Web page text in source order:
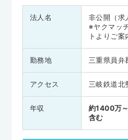
法人名
非公開（求
※ヤクマッ
トよりご案
勤務地 三重県員弁
アクセス 三岐鉄道北
年収
約1400万
含む